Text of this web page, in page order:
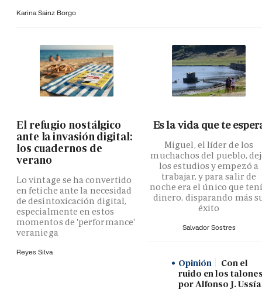
Karina Sainz Borgo
El refugio nostálgico
ante la invasión digital:
los cuadernos de
verano
Lo vintage se ha convertido
en fetiche ante la necesidad
de desintoxicación digital,
especialmente en estos
momentos de 'performance'
veraniega
Reyes Silva
Es la vida que te
Miguel, el líder de los
muchachos del pueblo,
los estudios y empezó a
trabajar, y para salir de
noche era el único que
dinero, disparando más
éxito
Salvador Sostres
Opinión
Con el
ruido en los
por Alfonso J. Ussía